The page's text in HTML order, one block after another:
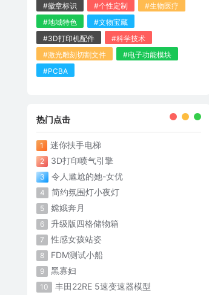
#徽章标识
#个性定制
#生物医疗
#地域特色
#文物宝藏
#3D打印机配件
#科学技术
#激光雕刻切割文件
#电子功能模块
#PCBA
热门点击
1 迷你扶手电梯
2 3D打印喷气引擎
3 令人尴尬的她-女优
4 简约氛围灯小夜灯
5 嫦娥奔月
6 升级版四格储物箱
7 性感女孩站姿
8 FDM测试小船
9 黑寡妇
10 丰田22RE 5速变速器模型